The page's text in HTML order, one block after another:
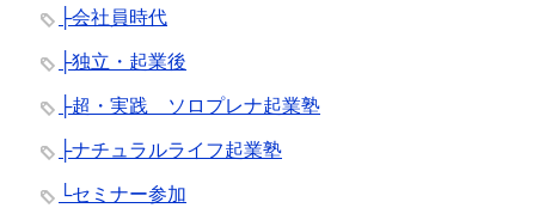
├会社員時代
├独立・起業後
├超・実践 ソロプレナ起業塾
├ナチュラルライフ起業塾
└セミナー参加